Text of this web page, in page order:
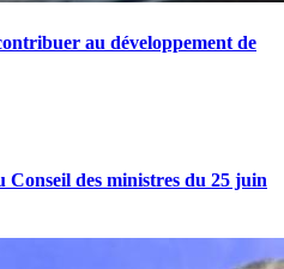
au développement de
des ministres du 25 juin